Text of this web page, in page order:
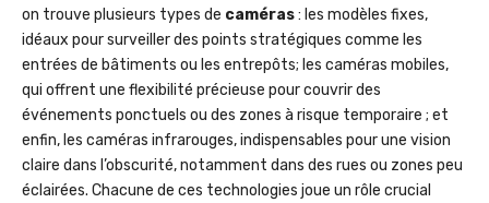
on trouve plusieurs types de caméras: les modèles fixes,
idéaux pour surveiller des points stratégiques comme les
entrées de bâtiments ou les entrepôts; les caméras mobiles,
qui offrent une flexibilité précieuse pour couvrir des
événements ponctuels ou des zones à risque temporaire ; et
enfin, les caméras infrarouges, indispensables pour une vision
claire dans l’obscurité, notamment dans des rues ou zones peu
éclairées. Chacune de ces technologies joue un rôle crucial